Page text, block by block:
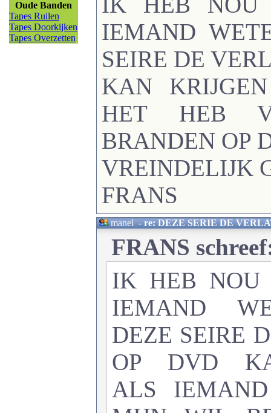
Oude Banden
Tapes Ruilen
Tapes Doorkijken
Tapes Overzetten
IEMAND
SEIRE DE
KAN
HET HEB
BRANDEN OP
VREINDELIJK
FRANS
manel-re: DEZE SERIE DE
FRANS
IK HEB NOU
IEMAND
DEZE SEIRE
OP DVD
ALS